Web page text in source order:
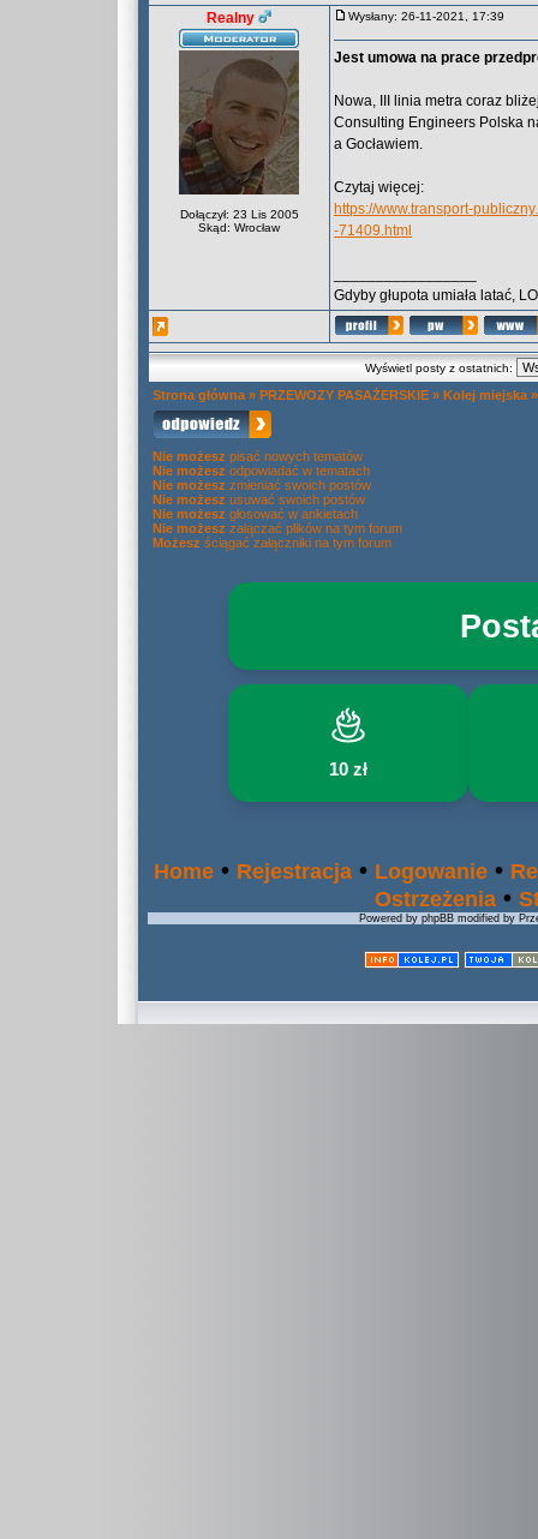
Realny
Dołączył: 23 Lis 2005
Skąd: Wrocław
Wysłany: 26-11-2021, 17:39
Jest umowa na prace
Nowa, III linia metra coraz
Consulting Engineers Polska
a Gocławiem.
Czytaj więcej:
https://www.transport-
-71409.html
Gdyby głupota umiała latać,
Wyświetl posty z ostatnich:
Strona główna » PRZEWOZY PASAŻERSKIE » Kolej miejska
Nie możesz pisać nowych tematów
Nie możesz odpowiadać w tematach
Nie możesz zmieniać swoich postów
Nie możesz usuwać swoich postów
Nie możesz głosować w ankietach
Nie możesz załączać plików na tym forum
Możesz ściągać załączniki na tym forum
10 zł
Home • Rejestracja • Logowanie •
Ostrzeżenia •
Powered by phpBB modified by